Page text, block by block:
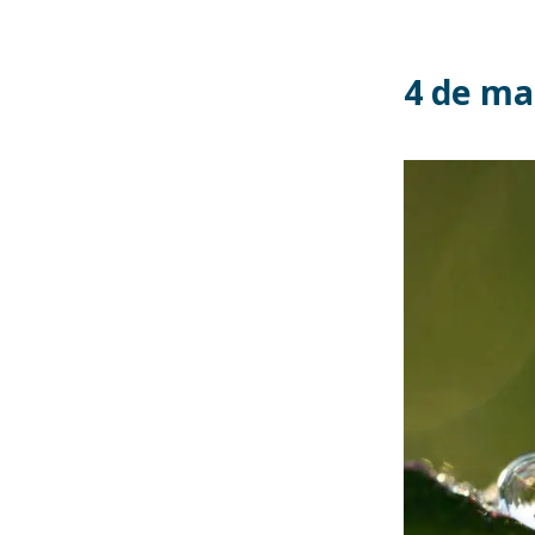
4 de